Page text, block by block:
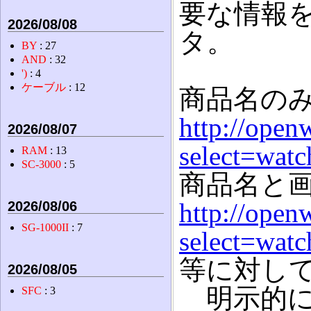
要な情報
タ。
商品名の
http://
商品名と
http://
等に対し
明示的
2026/08/08
BY : 27
AND : 32
') : 4
ケーブル : 12
2026/08/07
RAM : 13
SC-3000 : 5
2026/08/06
SG-1000II : 7
2026/08/05
SFC : 3